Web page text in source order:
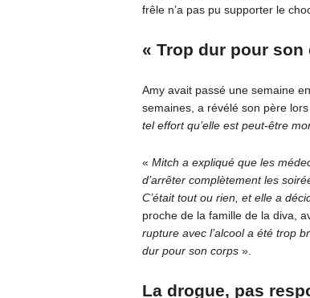
frêle n’a pas pu supporter le
« Trop dur pour son
Amy avait passé une semaine
semaines, a révélé son père
tel effort qu’elle est peut-être
« Mitch a expliqué que les
d’arrêter complètement les
C’était tout ou rien, et elle a
proche de la famille de la diva,
rupture avec l’alcool a été trop
dur pour son corps».
La drogue, pas